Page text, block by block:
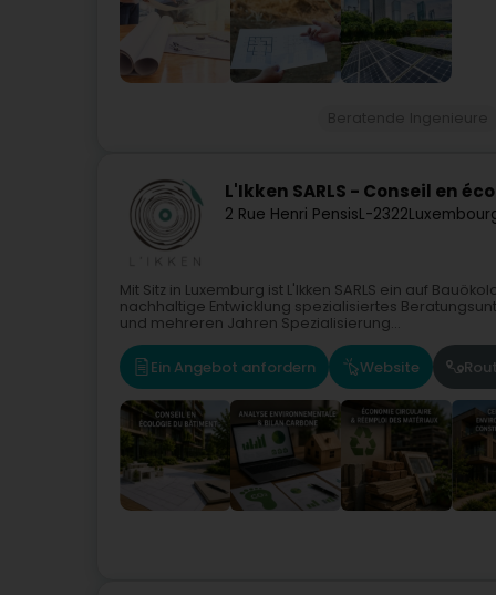
L'Ikken SARLS - Conseil en
2 Rue Henri PensisL-2322
Mit Sitz in Luxemburg ist L'Ikken SARLS ein auf
nachhaltige Entwicklung spezialisiertes
und mehreren Jahren Spezialisierung...
Ein Angebot anfordern Website